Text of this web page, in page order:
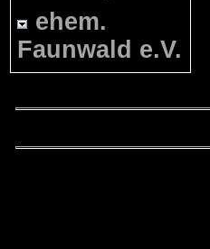
ehem.
Faunwald e.V.